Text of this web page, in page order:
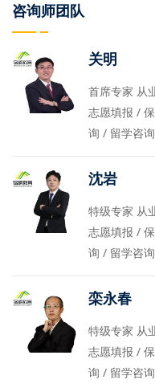
咨询师团队
关明
首席专家 从
志愿填报 /
询 / 留学咨
沈岩
特级专家 从
志愿填报 /
询 / 留学咨询
栾永春
特级专家 从
志愿填报 /
询 / 留学咨询